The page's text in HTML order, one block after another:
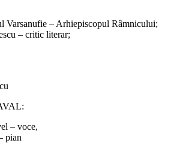
Varsanufie – Arhiepiscopul Râmnicului;
– critic literar;
– voce,
pian